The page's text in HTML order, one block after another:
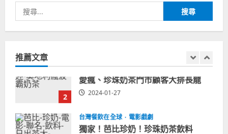
尋
關
字:
推薦文章
台灣餐飲在全球 尚未分類
奧地利人愛喝珍奶、波霸奶茶奧地利
3
台灣餐飲在全球 電影戲劇
獨家！芭比珍奶！珍珠奶茶飲料
方影片！日出茶太CHATIME澳洲限定
活動